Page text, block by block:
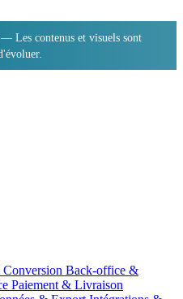
Les contenus et visuels sont
Back-office &
Paiement & Livraison